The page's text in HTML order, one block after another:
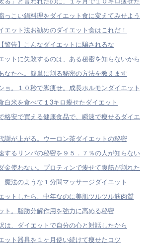
っこい鍋料理をダイエット食に変えてみせよう
エット法お勧めのダイエット食はこれだ！
警告】こんなダイエットに騙されるな
ットに失敗するのは、ある秘密を知らないから
なたへ。簡単に割る秘密の方法を教えます
ョ。１０秒で脚痩せ。成長ホルモンダイエット
白米を食べて１3キロ痩せたダイエット
格安で買える健康食品で、瞬速で痩せるダイエ
謝が上がる。ウーロン茶ダイエットの秘密
するリンパの秘密を９５．７％の人が知らない
金使わない。プロティンで痩せて腹筋が割れた
魔法のような１分間マッサージダイエット
ットしたら、中年なのに美肌ツルツル筋肉質
ト。脂肪分解作用を強力に高める秘密
は、ダイエットで自分の心と対話したから
ット器具を１ヶ月使い続けて痩せたコツ